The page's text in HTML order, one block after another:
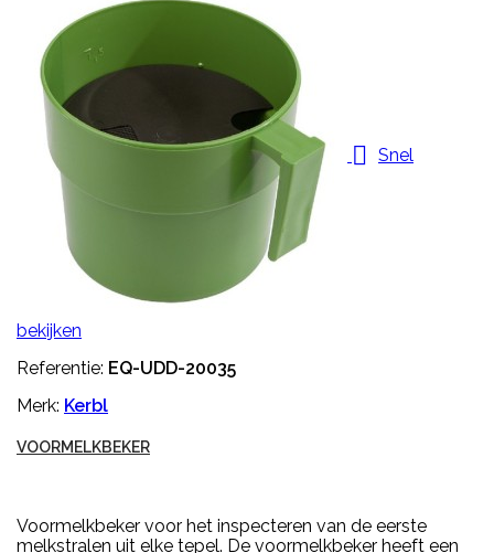
 Snel
bekijken
Referentie: EQ-UDD-20035
Merk: Kerbl
VOORMELKBEKER
Voormelkbeker voor het inspecteren van de eerste
melkstralen uit elke tepel. De voormelkbeker heeft een